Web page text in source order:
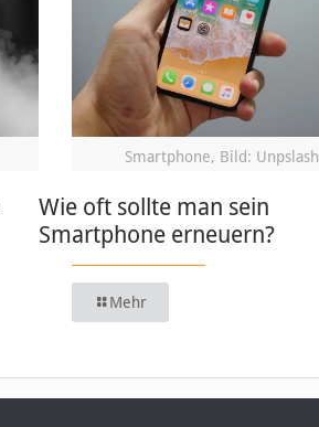
Smartphone, Bild: Unpslash
Wie oft sollte man sein
Smartphone erneuern?
Mehr